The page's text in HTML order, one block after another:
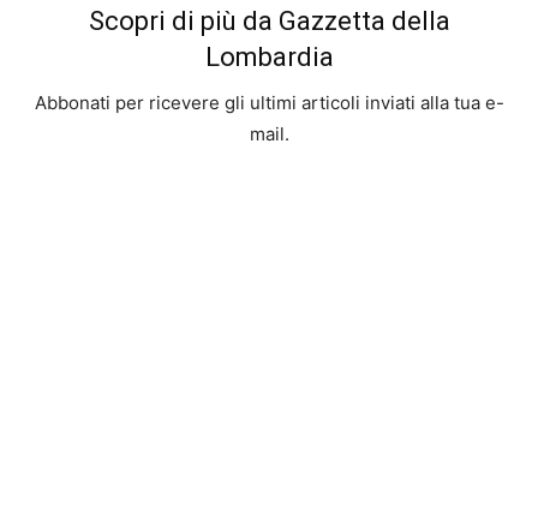
Scopri di più da Gazzetta della
Lombardia
Abbonati per ricevere gli ultimi articoli inviati alla tua e-
mail.